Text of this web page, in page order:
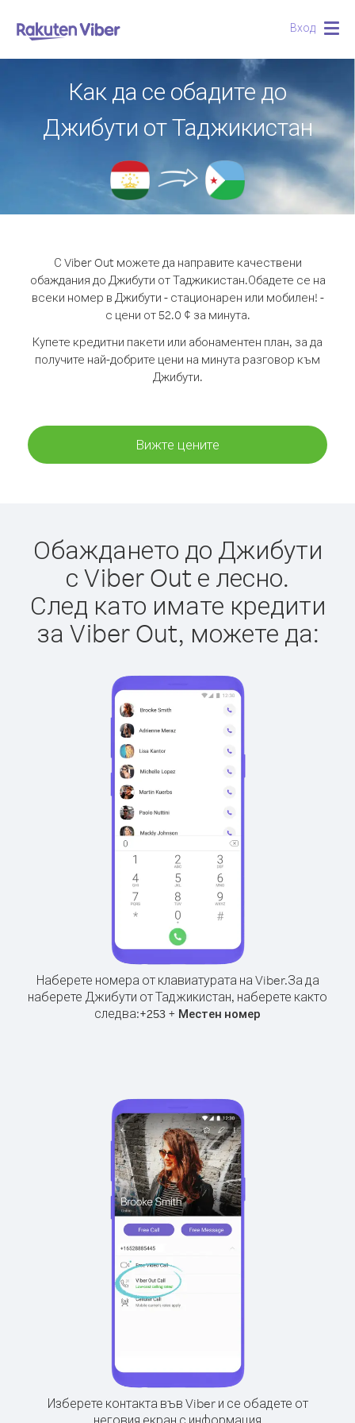
Вход
Как да се обадите до
Джибути от Таджикистан
С Viber Out можете да направите качествени
обаждания до Джибути от Таджикистан.Обадете се на
всеки номер в Джибути - стационарен или мобилен! -
с цени от 52.0 ¢ за минута.
Купете кредитни пакети или абонаментен план, за да
получите най-добрите цени на минута разговор към
Джибути.
Вижте цените
Обаждането до Джибути
с Viber Out е лесно.
След като имате кредити
за Viber Out, можете да:
Наберете номера от клавиатурата на Viber.За да
наберете Джибути от Таджикистан, наберете както
следва:+253 + Местен номер
Изберете контакта във Viber и се обадете от
неговия екран с информация